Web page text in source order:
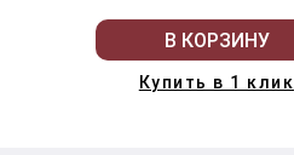
В КОРЗИНУ
Купить в 1 клик